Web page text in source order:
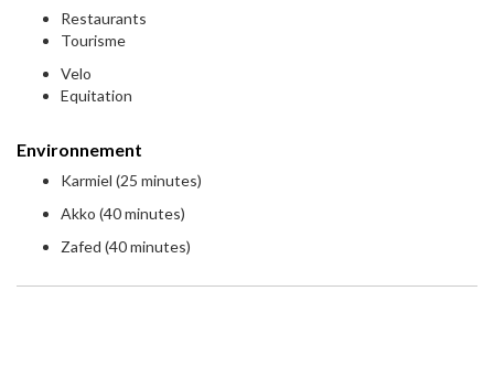
Restaurants
Tourisme
Velo
Equitation
Environnement
Karmiel (25 minutes)
Akko (40 minutes)
Zafed (40 minutes)